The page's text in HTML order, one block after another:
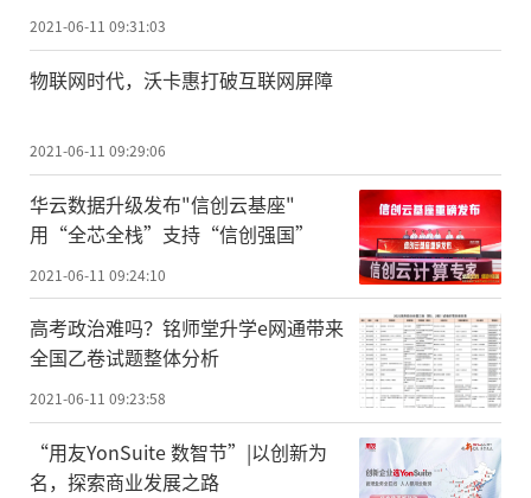
2021-06-11 09:31:03
物联网时代，沃卡惠打破互联网屏障
2021-06-11 09:29:06
华云数据升级发布"信创云基座"
用“全芯全栈”支持“信创强国”
2021-06-11 09:24:10
高考政治难吗？铭师堂升学e网通带来
全国乙卷试题整体分析
2021-06-11 09:23:58
“用友YonSuite 数智节”|以创新为
名，探索商业发展之路